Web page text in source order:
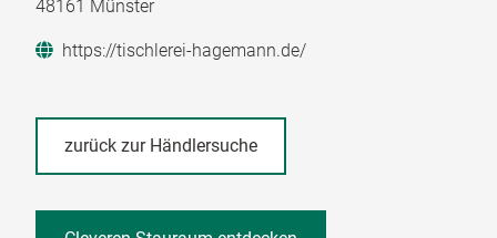
48161 Münster
https://tischlerei-hagemann.de/
zurück zur Händlersuche